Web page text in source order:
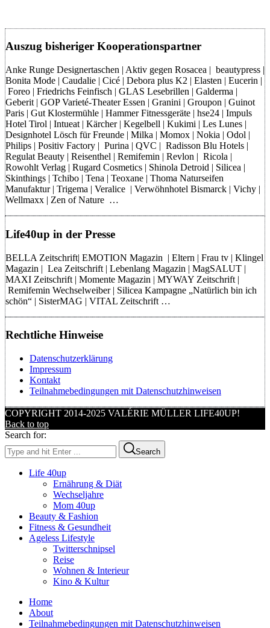
Auszug bisheriger Kooperationspartner
Anke Runge Designertaschen | Aktiv gegen Rosacea | beautypress |
Bonita Mode | Caudalie | Cicé | Debora plus K2 | Elasten | Eucerin |
Foreo | Friedrichs Feinfisch | GLAS Lesebrillen | Galderma |
Geberit | GOP Varieté-Theater Essen | Granini | Groupon | Guinot
Paris | Gut Klostermühle | Hammer Fitnessgeräte | hse24 | Impuls
Hotel Tirol | Intueat | Kärcher | Kegelbell | Kukimi | Les Lunes |
Designhotel Lösch für Freunde | Milka | Momox | Nokia | Odol |
Philips | Positiv Factory | Purina | QVC | Radisson Blu Hotels |
Regulat Beauty | Reisenthel | Remifemin | Revlon | Ricola |
Rowohlt Verlag | Rugard Cosmetics | Shinola Detroid | Silicea |
Skinthings | Tchibo | Tena | Teoxane | Thoma Naturseifen
Manufaktur | Trigema | Veralice | Verwöhnhotel Bismarck | Vichy |
Wellmaxx | Zen of Nature …
Life40up in der Presse
BELLA Zeitschrift| EMOTION Magazin | Eltern | Frau tv | Klingel
Magazin | Lea Zeitschrift | Lebenlang Magazin | MagSALUT |
MAXI Zeitschrift | Momente Magazin | MYWAY Zeitschrift |
Remifemin Wechselweiber | Silicea Kampagne „Natürlich bin ich
schön“ | SisterMAG | VITAL Zeitschrift …
Rechtliche Hinweise
Datenschutzerklärung
Impressum
Kontakt
Teilnahmebedingungen mit Datenschutzhinweisen
COPYRIGHT 2014-2025 VALÉRIE MÜLLER LIFE40UP!
Back to top
Search for:
Search
Life 40up
Ernährung & Diät
Wechseljahre
Mom 40up
Beauty & Fashion
Fitness & Gesundheit
Ageless Lifestyle
Twitterschnipsel
Reise
Wohnen & Interieur
Kino & Kultur
Home
About
Teilnahmebedingungen mit Datenschutzhinweisen